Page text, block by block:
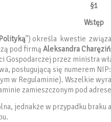
§1
Wstęp
Polityką”) określa kwestie
pod firmą Aleksandra
Gospodarczej przez ministra
posługującą się numerem
w Regulaminie). Wszelkie
zamieszczonym pod
jednakże w przypadku